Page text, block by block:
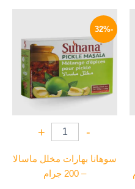
-32%
-
+
سوهانا بهارات مخلل ماسالا
– 200 جرام
هو:
250 EGP.
169 EGP.